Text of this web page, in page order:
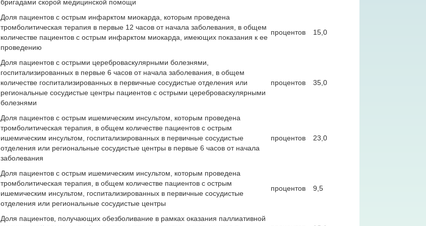
бригадами скорой медицинской помощи
Доля пациентов с острым инфарктом миокарда, которым проведена
тромболитическая терапия в первые 12 часов от начала заболевания, в общем
количестве пациентов с острым инфарктом миокарда, имеющих показания к ее
проведению
процентов 15,0
Доля пациентов с острыми цереброваскулярными болезнями,
госпитализированных в первые 6 часов от начала заболевания, в общем
количестве госпитализированных в первичные сосудистые отделения или
региональные сосудистые центры пациентов с острыми цереброваскулярными
болезнями
процентов 35,0
Доля пациентов с острым ишемическим инсультом, которым проведена
тромболитическая терапия, в общем количестве пациентов с острым
ишемическим инсультом, госпитализированных в первичные сосудистые
отделения или региональные сосудистые центры в первые 6 часов от начала
заболевания
процентов 23,0
Доля пациентов с острым ишемическим инсультом, которым проведена
тромболитическая терапия, в общем количестве пациентов с острым
ишемическим инсультом, госпитализированных в первичные сосудистые
отделения или региональные сосудистые центры
процентов 9,5
Доля пациентов, получающих обезболивание в рамках оказания паллиативной